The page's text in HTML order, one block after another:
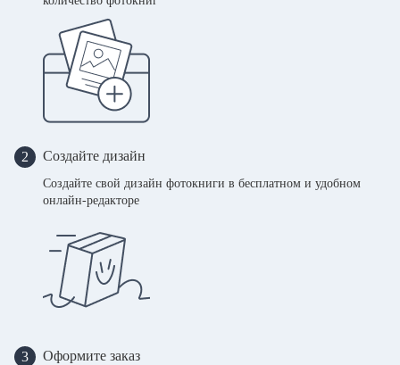
2 Создайте дизайн
Создайте свой дизайн фотокниги в бесплатном и удобном
онлайн-редакторе
3 Оформите заказ